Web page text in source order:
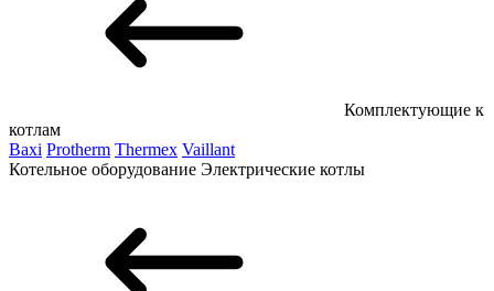
Комплектующие к
котлам
Baxi Protherm Thermex Vaillant
Котельное оборудование Электрические котлы